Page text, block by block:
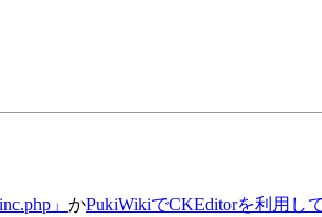
」 かPukiWikiでCKEditorを利用し